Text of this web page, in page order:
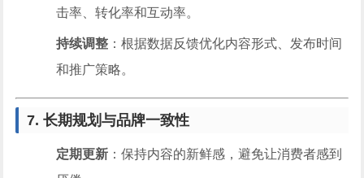
击率、转化率和互动率。
持续调整 ：根据数据反馈优化内容形式、发布时间
和推广策略。
7. 长期规划与品牌一致性
定期更新 ：保持内容的新鲜感，避免让消费者感到